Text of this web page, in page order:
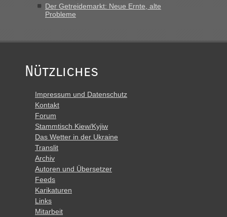
Der Getreidemarkt: Neue Ernte, alte
Probleme
Nützliches
Impressum und Datenschutz
Kontakt
Forum
Stammtisch Kiew/Kyjiw
Das Wetter in der Ukraine
Translit
Archiv
Autoren und Übersetzer
Feeds
Karikaturen
Links
Mitarbeit